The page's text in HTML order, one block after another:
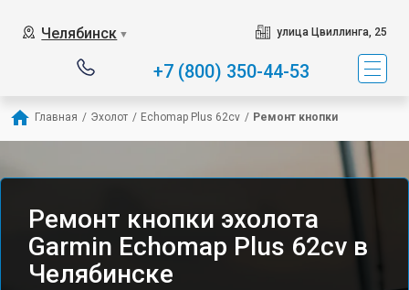
Челябинск ▼ улица Цвиллинга, 25
+7 (800) 350-44-53
Главная / Эхолот / Echomap Plus 62cv / Ремонт кнопки
Ремонт кнопки эхолота
Garmin Echomap Plus 62cv в
Челябинске